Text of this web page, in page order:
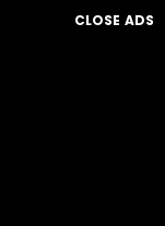
CLOSE ADS